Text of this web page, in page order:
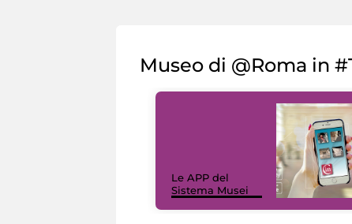
Museo di @Roma in
Le APP del
Sistema Musei